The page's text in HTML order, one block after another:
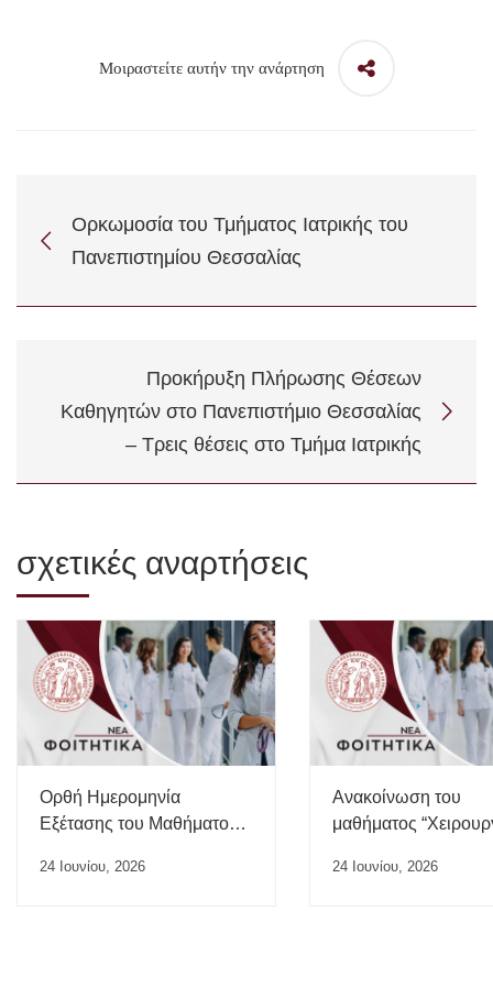
Μοιραστείτε αυτήν την ανάρτηση
Ορκωμοσία του Τμήματος Ιατρικής του
Πανεπιστημίου Θεσσαλίας
Προκήρυξη Πλήρωσης Θέσεων
Καθηγητών στο Πανεπιστήμιο Θεσσαλίας
– Τρεις θέσεις στο Τμήμα Ιατρικής
σχετικές αναρτήσεις
Ορθή Ημερομηνία
Εξέτασης του Μαθήματος
24 Ιουνίου, 2026
Ανακοίνωση του
μαθήματος
24 Ιουνίου, 2026